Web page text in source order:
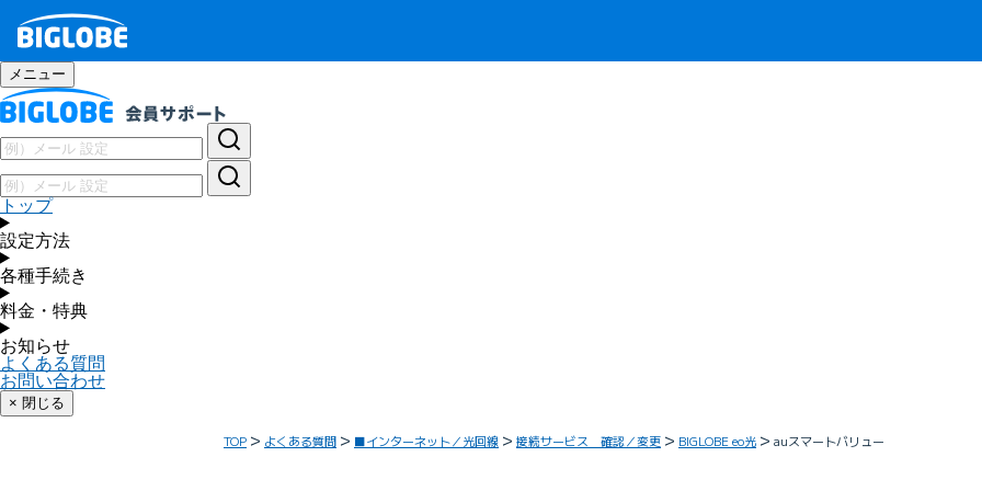
メニュー
トップ
設定方法
各種手続き
料金・特典
お知らせ
よくある質問
お問い合わせ
× 閉じる
TOP よくある質問 ■インターネット／光回線 接続サービス 確認／変更 BIGLOBE eo光 auスマートバリュー